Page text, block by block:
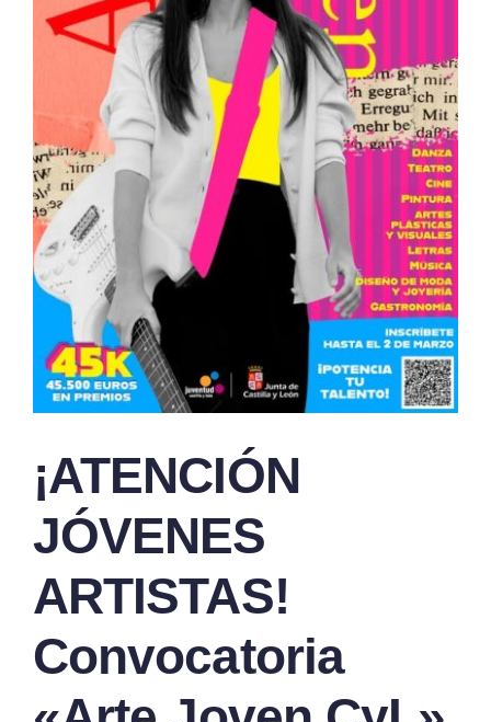
¡ATENCIÓN
JÓVENES
ARTISTAS!
Convocatoria